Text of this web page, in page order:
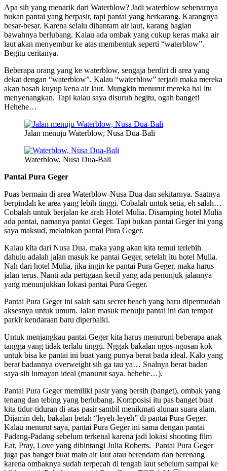
Apa sih yang menarik dari Waterblow? Jadi waterblow sebenarnya
bukan pantai yang berpasir, tapi pantai yang berkarang. Karangnya
besar-besar. Karena selalu dihantam air laut, karang bagian
bawahnya berlubang. Kalau ada ombak yang cukup keras maka air
laut akan menyembur ke atas membentuk seperti “waterblow”.
Begitu ceritanya.
Beberapa orang yang ke waterblow, sengaja berdiri di area yang
dekat dengan “waterblow”. Kalau “waterblow” terjadi maka mereka
akan basah kuyup kena air laut. Mungkin menurut mereka hal itu
menyenangkan. Tapi kalau saya disuruh begitu, ogah banget!
Hehehe…
Jalan menuju Waterblow, Nusa Dua-Bali
Waterblow, Nusa Dua-Bali
Pantai Pura Geger
Puas bermain di area Waterblow-Nusa Dua dan sekitarnya. Saatnya
berpindah ke area yang lebih tinggi. Cobalah untuk setia, eh salah…
Cobalah untuk berjalan ke arah Hotel Mulia. Disamping hotel Mulia
ada pantai, namanya pantai Geger. Tapi bukan pantai Geger ini yang
saya maksud, melainkan pantai Pura Geger.
Kalau kita dari Nusa Dua, maka yang akan kita temui terlebih
dahulu adalah jalan masuk ke pantai Geger, setelah itu hotel Mulia.
Nah dari hotel Mulia, jika ingin ke pantai Pura Geger, maka harus
jalan terus. Nanti ada pertigaan kecil yang ada penunjuk jalannya
yang menunjukkan lokasi pantai Pura Geger.
Pantai Pura Geger ini salah satu secret beach yang baru dipermudah
aksesnya untuk umum. Jalan masuk menuju pantai ini dan tempat
parkir kendaraan baru diperbaiki.
Untuk menjangkau pantai Geger kita harus menuruni beberapa anak
tangga yang tidak terlalu tinggi. Nggak bakalan ngos-ngosan kok
untuk bisa ke pantai ini buat yang punya berat bada ideal. Kalo yang
berat badannya overweight sih ga tau ya… Soalnya berat badan
saya sih lumayan ideal (manurut saya. hehehe…).
Pantai Pura Geger memiliki pasir yang bersih (banget), ombak yang
tenang dan tebing yang berlubang. Komposisi itu pas banget buat
kita tidur-tiduran di atas pasir sambil menikmati alunan suara alam.
Dijamin deh, bakalan betah “leyeh-leyeh” di pantai Pura Geger.
Kalau menurut saya, pantai Pura Geger ini sama dengan pantai
Padang-Padang sebelum terkenal karena jadi lokasi shooting film
Eat, Pray, Love yang dibintangi Julia Roberts. Pantai Pura Geger
juga pas banget buat main air laut atau berendam dan berenang
karena ombaknya sudah terpecah di tengah laut sebelum sampai ke